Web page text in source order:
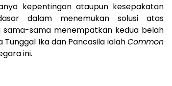
kepentingan ataupun kesepakatan
dalam menemukan solusi atas
sama-sama menempatkan kedua belah
Ika dan Pancasila ialahCommon
ini.